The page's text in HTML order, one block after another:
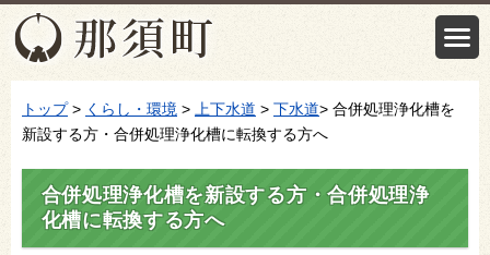
トップ> くらし・環境 > 上下水道 > 下水道> 合併処理浄化槽を
新設する方・合併処理浄化槽に転換する方へ
合併処理浄化槽を新設する方・合併処理浄
化槽に転換する方へ